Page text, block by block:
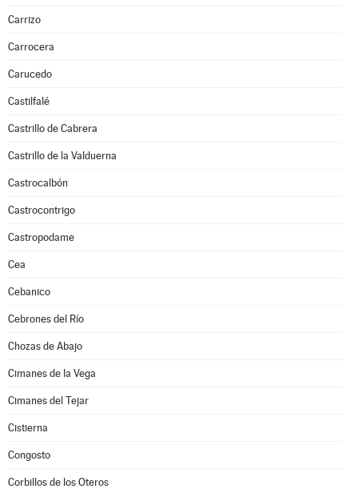
Carrizo
Carrocera
Carucedo
Castilfalé
Castrillo de Cabrera
Castrillo de la Valduerna
Castrocalbón
Castrocontrigo
Castropodame
Cea
Cebanico
Cebrones del Río
Chozas de Abajo
Cimanes de la Vega
Cimanes del Tejar
Cistierna
Congosto
Corbillos de los Oteros